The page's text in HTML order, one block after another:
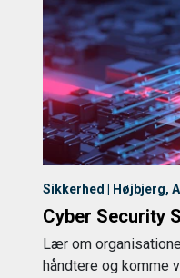
Sikkerhed | Højbjerg,
Cyber Security
Lær om
håndtere og komme